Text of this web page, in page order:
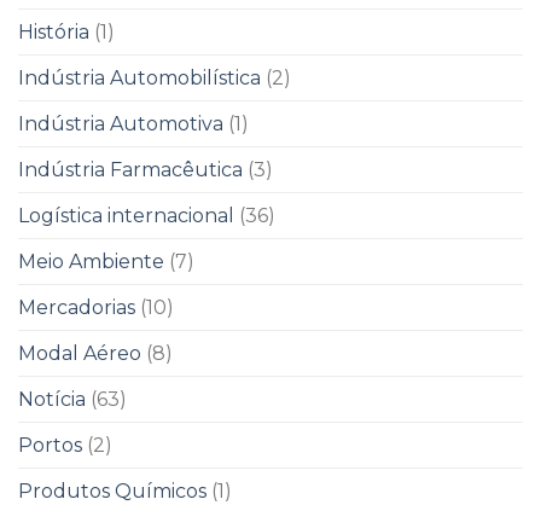
História (1)
Indústria Automobilística (2)
Indústria Automotiva (1)
Indústria Farmacêutica (3)
Logística internacional
(36)
Meio Ambiente (7)
Mercadorias (10)
Modal Aéreo (8)
Notícia (63)
Portos (2)
Produtos Químicos (1)